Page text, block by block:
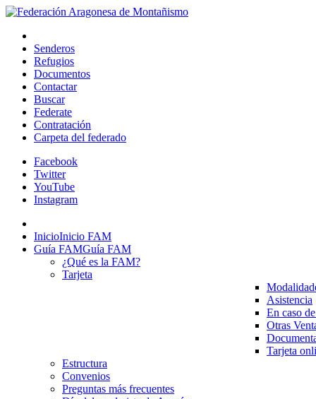
Senderos
Refugios
Documentos
Contactar
Buscar
Federate
Contratación
Carpeta del federado
Facebook
Twitter
YouTube
Instagram
InicioInicio FAM
Guía FAMGuía FAM
¿Qué es la FAM?
Tarjeta
Asistencia
En caso
Otras
Tarjeta
Estructura
Convenios
Preguntas más frecuentes